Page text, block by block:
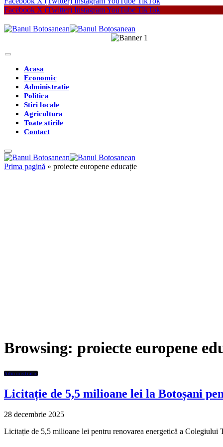
Facebook X (Twitter) InstagramYouTube TikTok
Acasa
Economic
Administratie
Politica
Stiri locale
Agricultura
Toate stirile
Contact
Prima pagină » proiecte europene educație
Browsing: proiecte europene
Administratie
Licitație de 5,5 milioane lei la Botoșani
28 decembrie 2025
Licitație de 5,5 milioane lei pentru renovarea energetică a